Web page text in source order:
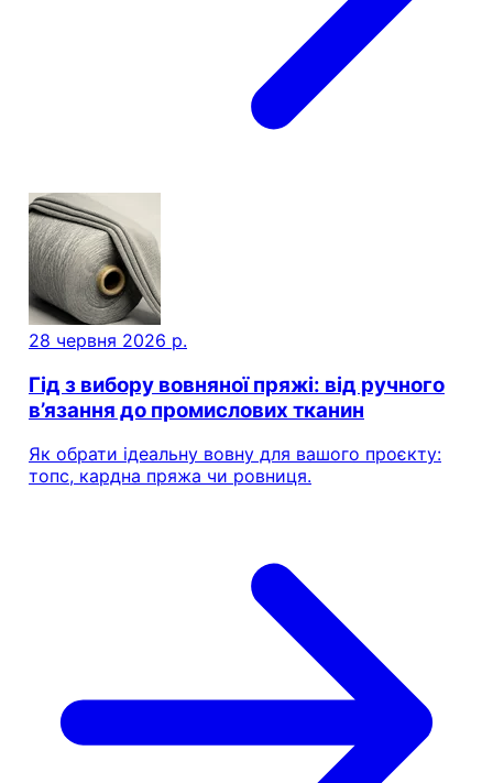
28 червня 2026 р.
Гід з вибору вовняної пряжі: від ручного
в’язання до промислових тканин
Як обрати ідеальну вовну для вашого проєкту:
топс, кардна пряжа чи ровниця.